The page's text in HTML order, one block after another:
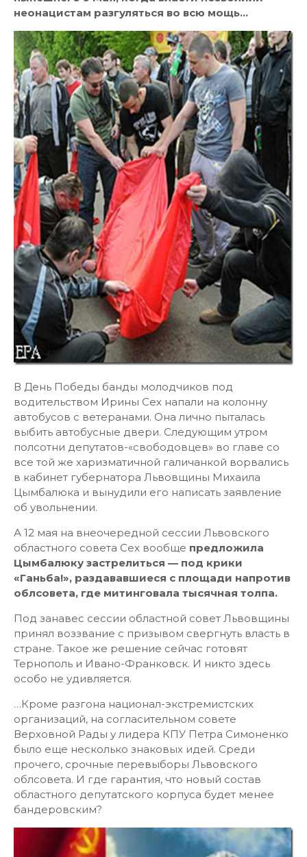
неонацистам разгуляться во всю мощь…
В День Победы банды молодчиков под
водительством Ирины Сех напали на колонну
автобусов с ветеранами. Она лично пыталась
выбить автобусные двери. Следующим утром
полсотни депутатов-«свободовцев» во главе со
все той же харизматичной галичанкой ворвались
в кабинет губернатора Львовщины Михаила
Цымбалюка и вынудили его написать заявление
об увольнении.
А 12 мая на внеочередной сессии Львовского
областного совета Сех вообще предложила
Цымбалюку застрелиться — под крики
«Ганьба!», раздававшиеся с площади напротив
облсовета, где митинговала тысячная толпа.
Под занавес сессии областной совет Львовщины
принял воззвание с призывом свергнуть власть в
стране. Такое же решение сейчас готовят
Тернополь и Ивано-Франковск. И никто здесь
особо не удивляется.
…Кроме разгона национал-экстремистских
организаций, на согласительном совете
Верховной Рады у лидера КПУ Петра Симоненко
было еще несколько знаковых идей. Среди
прочего, срочные перевыборы Львовского
облсовета. И где гарантия, что новый состав
областного депутатского корпуса будет менее
бандеровским?